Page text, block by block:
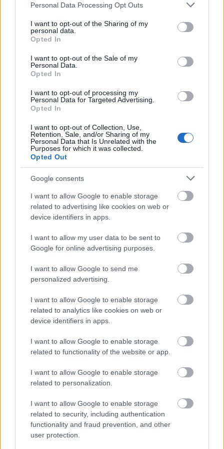
Please note that this website/app uses one or more Google
not limited to your visit or usage behaviour. You may click to
grant or deny consent to Google and its third-party tags to
use your data for below specified purposes in below Google
consent section.
Personal Data Processing Opt Outs
I want to opt-out of the Sharing of my
personal data.
Opted In
I want to opt-out of the Sale of my
Personal Data.
Opted In
I want to opt-out of processing my
Personal Data for Targeted Advertising.
Opted In
I want to opt-out of Collection, Use,
Retention, Sale, and/or Sharing of my
Personal Data that Is Unrelated with the
Purposes for which it was collected.
Opted Out
Google consents
I want to allow Google to enable storage
related to advertising like cookies on web or
device identifiers in apps.
I want to allow my user data to be sent to
Google for online advertising purposes.
I want to allow Google to send me
personalized advertising.
I want to allow Google to enable storage
related to analytics like cookies on web or
device identifiers in apps.
I want to allow Google to enable storage
related to functionality of the website or app.
I want to allow Google to enable storage
related to personalization.
I want to allow Google to enable storage
related to security, including authentication
functionality and fraud prevention, and other
user protection.
έχουν επηρεαστεί από ό,τι συμβαίνει στη
Μέση Ανατολή» . Να σημειωθεί εδώ ότι Ελλάδα
και Αίγυπτος αποτελούν δύο στρατηγικές αγορές
για την Coca-Cola HBC.
Μέση Ανατολή συντηρεί μιαασταθή αλλά και
απρόβλεπτη κατάσταση. «Εμείς παραμένουμε
επικεντρωμένοι στην εκτέλεση των σχεδίων